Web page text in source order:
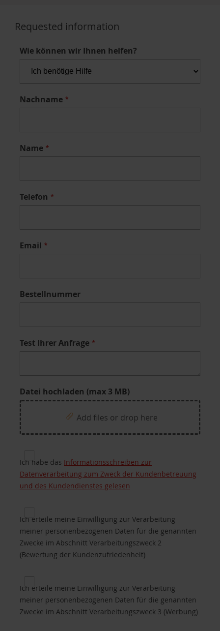
Requested information
Wie können wir Ihnen helfen?
Nachname
Name
Telefon
Email
Bestellnummer
Test Ihrer Anfrage
Datei hochladen (max 3 MB)
Add files or drop here
Privacy for Processing of customers’ personal
Ich habe das Informationsschreiben zur
Datenverarbeitung zum Zweck der Kundenbetreuung
und des Kundendienstes gelesen
Privacy 2 for Purposes of processing B.2
Ich erteile meine Einwilligung zur Verarbeitung
meiner personenbezogenen Daten für die genannten
Zwecke im Abschnitt Verarbeitungszweck 2
(Bewertung der Kundenzufriedenheit)
Privacy 3 for Purposes of processing B.3
Ich erteile meine Einwilligung zur Verarbeitung
meiner personenbezogenen Daten für die genannten
Zwecke im Abschnitt Verarbeitungszweck 3 (Werbung)